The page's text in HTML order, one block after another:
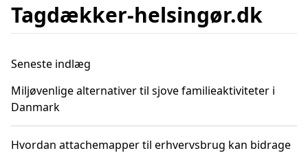
Tagdækker-helsingør.dk
Seneste indlæg
Miljøvenlige alternativer til sjove familieaktiviteter i
Danmark
Hvordan attachemapper til erhvervsbrug kan bidrage